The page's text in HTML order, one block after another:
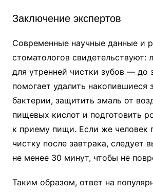
Заключение экспертов
Современные научные данные и
стоматологов свидетельствуют:
для утренней чистки зубов — до
помогает удалить накопившиеся
бактерии, защитить эмаль от
пищевых кислот и подготовить
к приему пищи. Если же человек
чистку после завтрака, следует
не менее 30 минут, чтобы не
Таким образом, ответ на